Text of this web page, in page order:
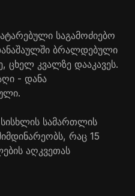
საგამოძიებო
ბრალდებული
ცხელ კვალზე დააკავეს.
- დანა
სამართლის
რაც 15
აღკვეთას